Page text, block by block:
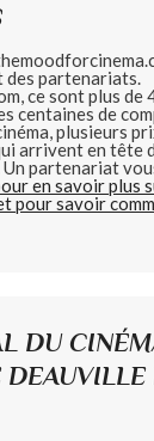
des partenariats.
ce sont plus de
centaines de
plusieurs
arrivent en tête
Un partenariat
en savoir plus
pour savoir
DU